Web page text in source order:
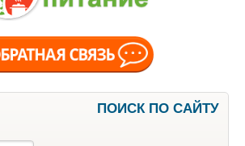
ПОИСК ПО САЙТУ